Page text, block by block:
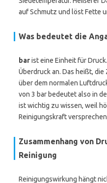
auf Schmutz und löst Fette
Was bedeutet die
barist eine Einheit für
Überdruck an. Das heißt,
über dem normalen
von 3 bar bedeutet also in
ist wichtig zu wissen, weil
Reinigungskraft
Zusammenhang von
Reinigung
Reinigungswirkung hängt